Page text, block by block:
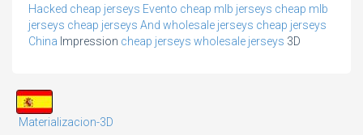
Hacked cheap jerseys Evento cheap mlb jerseys cheap mlb
jerseys cheap jerseys And wholesale jerseys cheap jerseys
China Impression cheap jerseys wholesale jerseys 3D
Materializacion-3D